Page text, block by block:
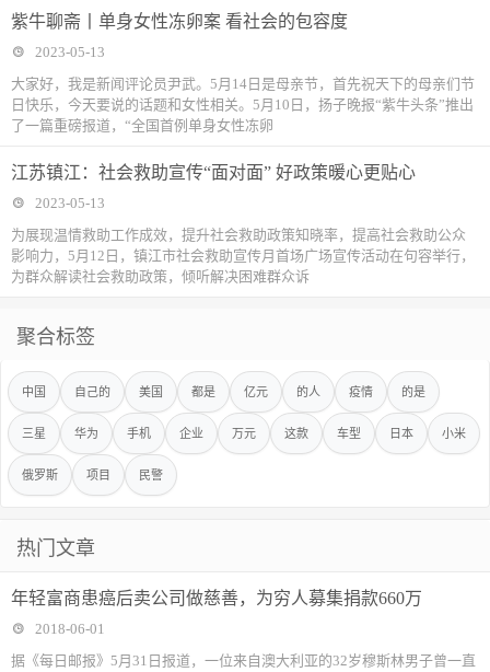
紫牛聊斋丨单身女性冻卵案 看社会的包容度
2023-05-13
大家好，我是新闻评论员尹武。5月14日是母亲节，首先祝天下的母亲们节
日快乐，今天要说的话题和女性相关。5月10日，扬子晚报“紫牛头条”推出
了一篇重磅报道，“全国首例单身女性冻卵
江苏镇江：社会救助宣传“面对面” 好政策暖心更贴心
2023-05-13
为展现温情救助工作成效，提升社会救助政策知晓率，提高社会救助公众
影响力，5月12日，镇江市社会救助宣传月首场广场宣传活动在句容举行，
为群众解读社会救助政策，倾听解决困难群众诉
聚合标签
中国 自己的 美国 都是 亿元 的人 疫情 的是
三星 华为 手机 企业 万元 这款 车型 日本 小米
俄罗斯 项目 民警
热门文章
年轻富商患癌后卖公司做慈善，为穷人募集捐款660万
2018-06-01
据《每日邮报》5月31日报道，一位来自澳大利亚的32岁穆斯林男子曾一直